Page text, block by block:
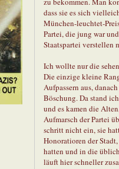
dass sie es sich
München-leuchtet-
Partei, die jung war
Staatspartei verstellen
Ich wollte nur die
Die einzige kleine
Aufpassern aus,
Böschung. Da stand
und es kamen die
Aufmarsch der Partei
schritt nicht ein, sie
Honoratioren der
hatten und in die
läuft hier schneller